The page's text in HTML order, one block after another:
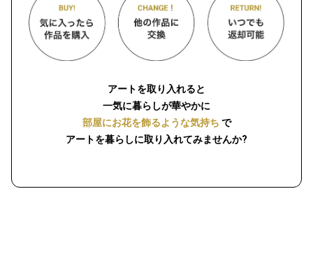
アートを取り入れると
一気に暮らしが華やかに
部屋にお花を飾るような気持ち で
アートを暮らしに取り入れてみませんか?